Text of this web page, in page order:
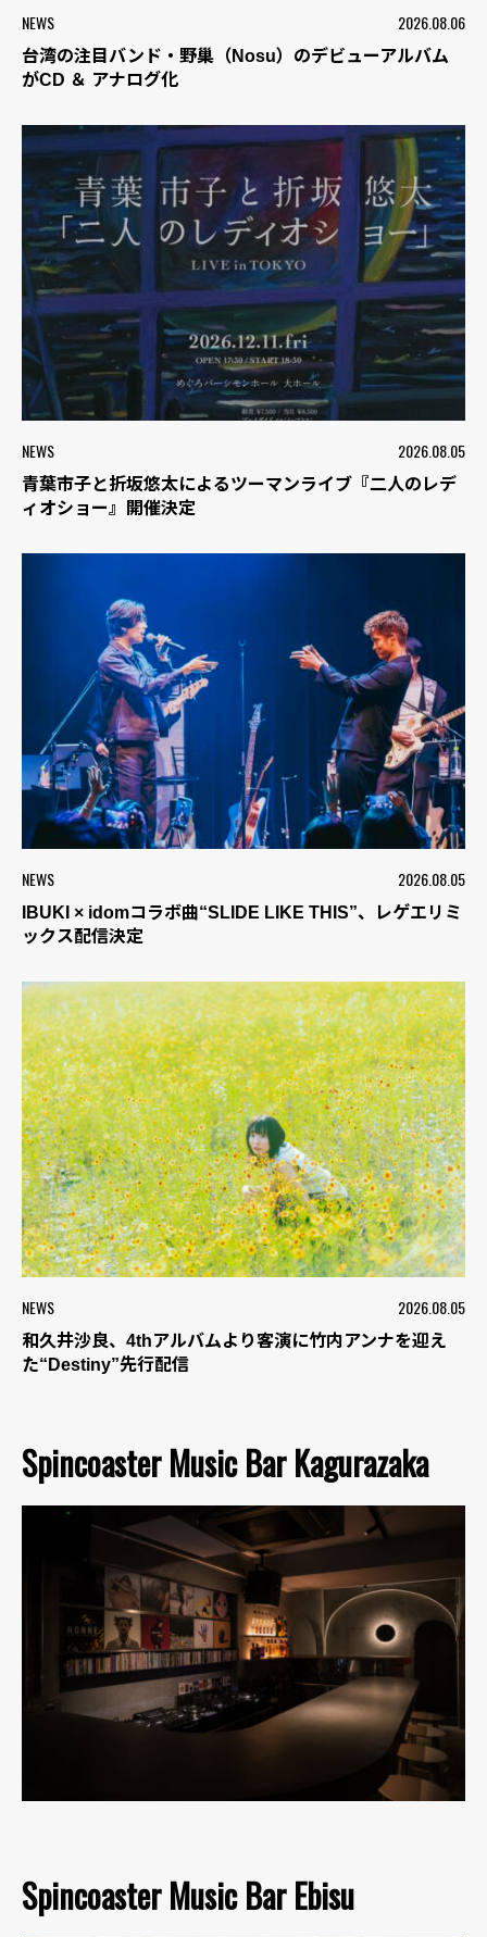
NEWS 2026.08.06
台湾の注目バンド・野巢（Nosu）のデビューアルバム
がCD ＆ アナログ化
NEWS 2026.08.05
青葉市子と折坂悠太によるツーマンライブ『二人のレデ
ィオショー』開催決定
NEWS 2026.08.05
IBUKI × idomコラボ曲“SLIDE LIKE THIS”、レゲエリミ
ックス配信決定
NEWS 2026.08.05
和久井沙良、4thアルバムより客演に竹内アンナを迎え
た“Destiny”先行配信
Spincoaster Music Bar Kagurazaka
Spincoaster Music Bar Ebisu